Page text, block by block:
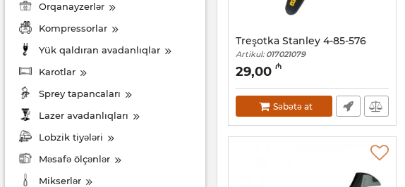
Orqanayzerlər
Kompressorlar
Yük qaldıran avadanlıqlar
Karotlar
Sprey tapancaları
Lazer avadanlıqları
Lobzik tiyələri
Məsafə ölçənlər
Mikserlər
Treşotka Stanley 4-85-576
Artikul: 017021079
29,00 ₼
Səbətə at